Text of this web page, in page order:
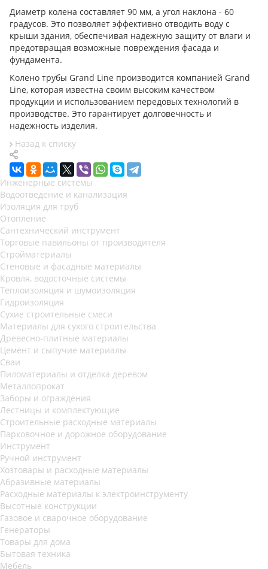
Диаметр колена составляет 90 мм, а угол наклона - 60
градусов. Это позволяет эффективно отводить воду с
крыши здания, обеспечивая надежную защиту от влаги и
предотвращая возможные повреждения фасада и
фундамента.
Колено трубы Grand Line производится компанией Grand
Line, которая известна своим высоким качеством
продукции и использованием передовых технологий в
производстве. Это гарантирует долговечность и
надежность изделия.
Назад к списку
Инженерные системы
Водоотведение и канализация
Изоляция для труб
Отопление
Сантехнический инструмент
Торговые павильоны от производителя
Стройматериалы
Стеновые и фасадные материалы
Кровля, водосточные системы
Теплоизоляция и шумоизоляция
Гидроизоляция
Сухие строительные смеси
Материалы для сухого строительства
Древесно-плитные материалы
Цемент и сыпучие материалы
Сваи
Пиломатериалы и отделка деревом
Металлопрокат
Заборы и ограждения
Лестницы и комплектующие
Строительные расходные материалы
Парковочное и дорожное оборудование
Инструмент
Ручной инструмент
Хозтовары и расходные материалы
Абразивные материалы
Расходные материалы к электроинструменту
Высотные конструкции
Газовое и сварочное оборудование
Генераторы
Товары для дома
Бытовая техника
Мебель